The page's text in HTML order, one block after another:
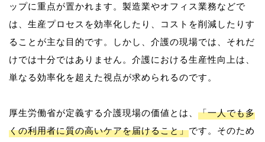
ップに重点が置かれます。製造業やオフィス業務などで
は、生産プロセスを効率化したり、コストを削減したりす
ることが主な目的です。しかし、介護の現場では、それだ
けでは十分ではありません。介護における生産性向上は、
単なる効率化を超えた視点が求められるのです。
厚生労働省が定義する介護現場の価値とは、 「一人でも多
くの利用者に質の高いケアを届けること」です。そのため